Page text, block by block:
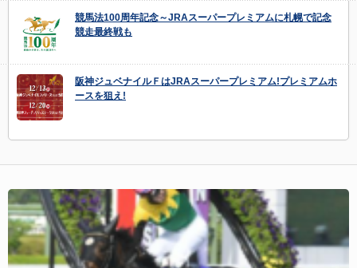
競馬法100周年記念～JRAスーパープレミアムに札幌で記念
競走最終戦も
阪神ジュベナイルＦはJRAスーパープレミアム!プレミアムホ
ースを狙え!